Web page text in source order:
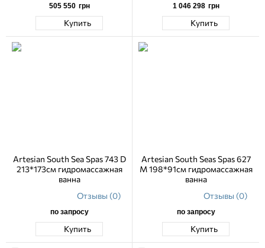
505 550 грн
Купить
1 046 298 грн
Купить
Artesian South Sea Spas 743 D
213*173см гидромассажная
ванна
Отзывы (0)
по запросу
Купить
Artesian South Seas Spas 627
M 198*91см гидромассажная
ванна
Отзывы (0)
по запросу
Купить